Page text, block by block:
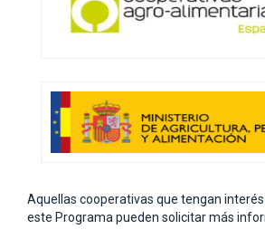
Aquellas cooperativas que tengan
este Programa pueden solicitar más